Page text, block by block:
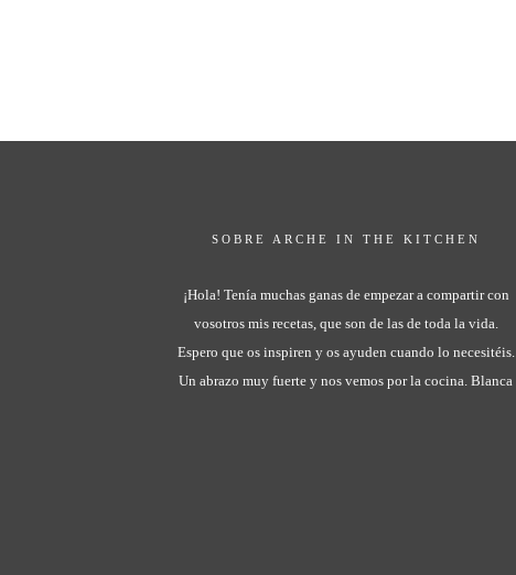
SOBRE ARCHE IN THE KITCHEN
¡Hola! Tenía muchas ganas de empezar a compartir con
vosotros mis recetas, que son de las de toda la vida.
Espero que os inspiren y os ayuden cuando lo necesitéis.
Un abrazo muy fuerte y nos vemos por la cocina. Blanca